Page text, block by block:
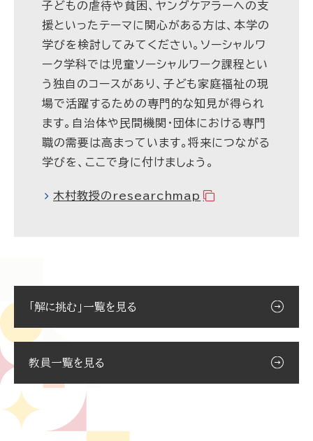
子どもの虐待や貧困、ヤングケアラーへの支
援といったテーマに関心がある方は、本学の
学びを検討してみてください。ソーシャルワ
ーク学科では児童ソーシャルワーク課程とい
う独自のコースがあり、子ども家庭福祉の現
場で活躍するための専門的な知見が得られ
ます。自治体や民間機関・団体における専門
職の需要は高まっています。将来につながる
学びを、ここで身に付けましょう。
木村教授のresearchmap
「解に挑む」一覧を見る
教員一覧を見る